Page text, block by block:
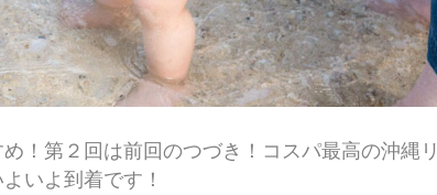
！第２回は前回のつづき！コスパ最高の沖縄リ
いよ到着です！